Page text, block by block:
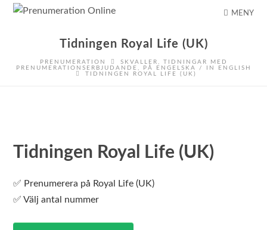
MENY
Tidningen Royal Life (UK)
PRENUMERATION SKVALLER , TIDNINGAR MED
PRENUMERATIONSERBJUDANDE ,
PÅ ENGELSKA / IN ENGLISH
TIDNINGEN ROYAL LIFE (UK)
Tidningen Royal Life (UK)
✅ Prenumerera på Royal Life (UK)
✅ Välj antal nummer